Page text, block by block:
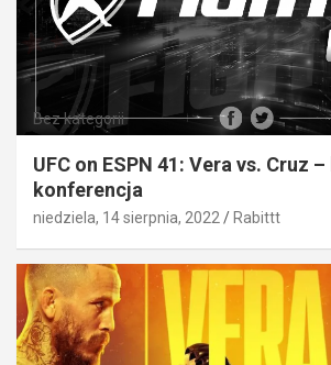
Bez kategorii
UFC on ESPN 41: Vera vs. Cruz
konferencja
niedziela, 14 sierpnia, 2022 Rabittt